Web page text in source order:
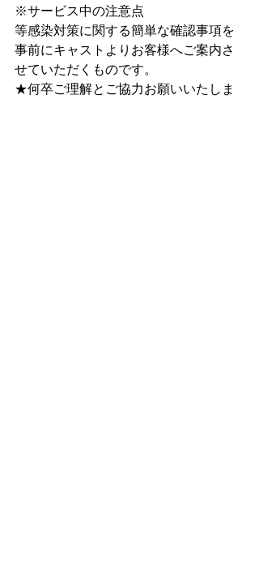
※サービス中の注意点
等感染対策に関する簡単な確認事項を
事前にキャストよりお客様へご案内さ
せていただくものです。
★何卒ご理解とご協力お願いいたしま